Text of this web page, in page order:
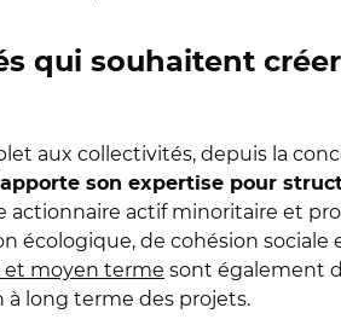
qui souhaitent
aux collectivités, depuis la
son expertise pour
actif minoritaire et
écologique, de cohésion sociale
et moyen terme sont également
à long terme des projets.